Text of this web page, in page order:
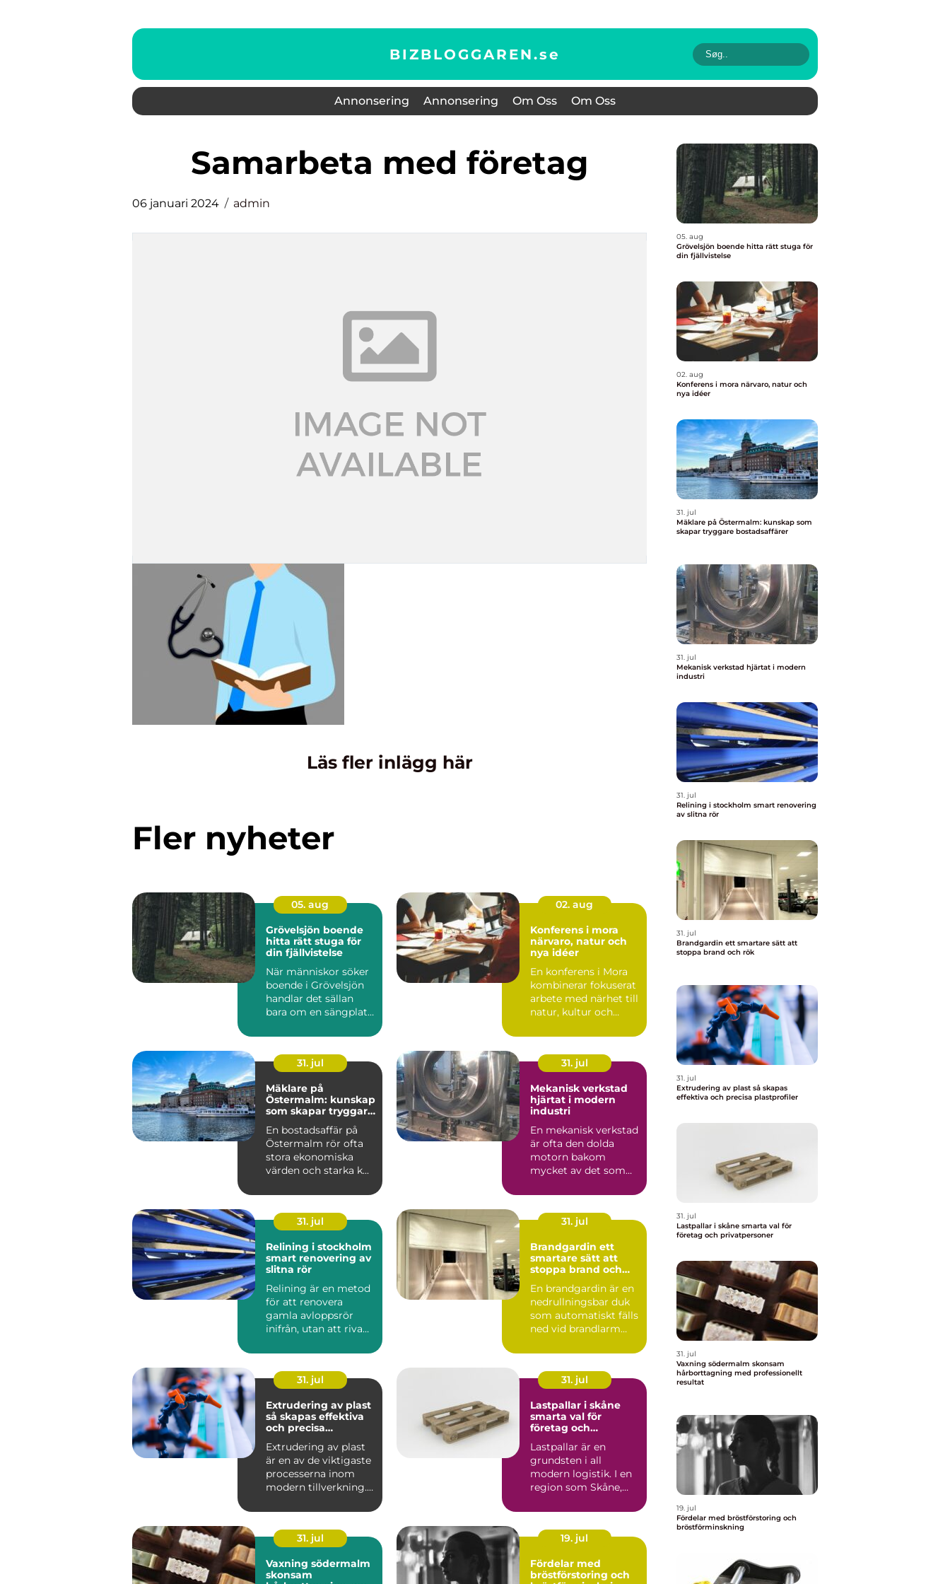
BIZBLOGGAREN.se
Annonsering Annonsering Om Oss Om Oss
samarbeta med företag
06 januari 2024 admin
Läs fler inlägg här
Fler nyheter
05. aug
Grövelsjön boende
hitta rätt stuga för
din fjällvistelse
När människor söker
boende i Grövelsjön
handlar det sällan
bara om en sängplats.
02. aug
Konferens i mora
närvaro, natur och
nya idéer
En konferens i Mora
kombinerar fokuserat
arbete med närhet till
natur, kultur och
31. jul
Mäklare på
Östermalm: kunskap
som skapar tryggare
En bostadsaffär på
Östermalm rör ofta
stora ekonomiska
värden och starka k...
31. jul
Mekanisk verkstad
hjärtat i modern
industri
En mekanisk verkstad
är ofta den dolda
motorn bakom
mycket av det som
Maskiner ...
31. jul
Relining i stockholm
smart renovering av
slitna rör
Relining är en metod
för att renovera
gamla avloppsrör
inifrån, utan att riva
stä...
31. jul
Brandgardin ett
smartare sätt att
stoppa brand och
En brandgardin är en
nedrullningsbar duk
som automatiskt fälls
ned vid brandlarm
31. jul
Extrudering av plast
så skapas effektiva
och precisa
Extrudering av plast
är en av de viktigaste
processerna inom
modern tillverkning.
31. jul
Lastpallar i skåne
smarta val för
företag och
Lastpallar är en
grundsten i all
modern logistik. I en
region som Skåne,
industri...
31. jul
Vaxning södermalm
skonsam
19. jul
Fördelar med
bröstförstoring och
05. aug
Grövelsjön boende hitta rätt stuga för
din fjällvistelse
02. aug
Konferens i mora närvaro, natur och
nya idéer
31. jul
Mäklare på Östermalm: kunskap som
skapar tryggare bostadsaffärer
31. jul
Mekanisk verkstad hjärtat i modern
industri
31. jul
Relining i stockholm smart renovering
av slitna rör
31. jul
Brandgardin ett smartare sätt att
stoppa brand och rök
31. jul
Extrudering av plast så skapas
effektiva och precisa plastprofiler
31. jul
Lastpallar i skåne smarta val för
företag och privatpersoner
31. jul
Vaxning södermalm skonsam
hårborttagning med professionellt
resultat
19. jul
Fördelar med bröstförstoring och
bröstförminskning